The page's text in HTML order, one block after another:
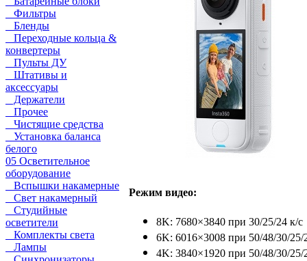
Фильтры
Бленды
Переходные кольца &
конвертеры
Пульты ДУ
Штативы и
аксессуары
Держатели
Прочее
Чистящие средства
Установка баланса
белого
05 Осветительное
оборудование
Вспышки накамерные
Свет накамерный
Студийные
осветители
Комплекты света
Лампы
Режим видео:
8K: 7680×3840 при 30/25/24 к/с
6K: 6016×3008 при 50/48/30/25/
4K: 3840×1920 при 50/48/30/25/